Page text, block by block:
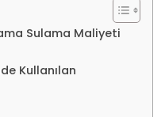
Sulama Maliyeti
Kullanılan